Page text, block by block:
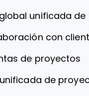
unificada
con
de proyectos
de